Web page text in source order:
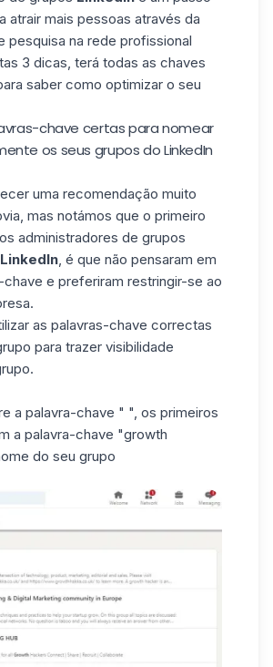
atrair mais pessoas através da
pesquisa na rede profissional
3 dicas, terá todas as chaves
saber como optimizar o seu
chave certas para nomear
os seus grupos do LinkedIn
uma recomendação muito
mas notámos que o primeiro
administradores de grupos
LinkedIn, é que não pensaram em
chave e preferiram restringir-se ao
as palavras-chave correctas
para trazer visibilidade
a palavra-chave " ", os primeiros
a palavra-chave "growth
do seu grupo